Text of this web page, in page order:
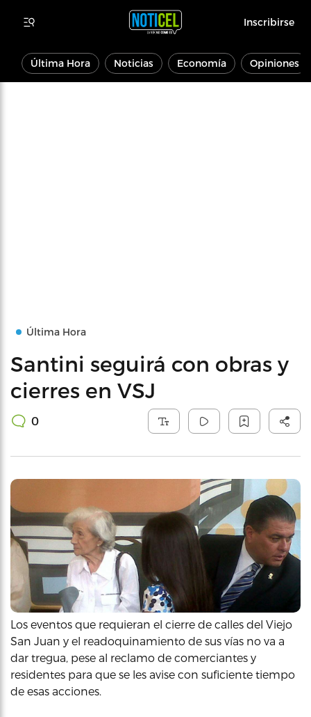
Inscribirse
Última Hora Noticias Economía Opiniones
Última Hora
Santini seguirá con obras y
cierres en VSJ
0
Los eventos que requieran el cierre de calles del Viejo
San Juan y el readoquinamiento de sus vías no va a
dar tregua, pese al reclamo de comerciantes y
residentes para que se les avise con suficiente tiempo
de esas acciones.